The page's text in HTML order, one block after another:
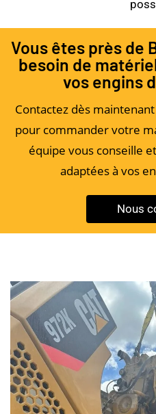
Vous êtes près de
besoin de
vos engins
Contactez dès maintenant
pour commander votre
équipe vous conseille
adaptées à vos
Nous